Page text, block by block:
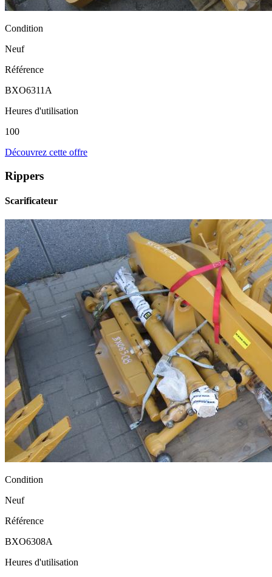
Condition
Neuf
Référence
BXO6311A
Heures d'utilisation
100
Découvrez cette offre
Rippers
Scarificateur
Condition
Neuf
Référence
BXO6308A
Heures d'utilisation